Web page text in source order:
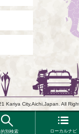
的別検索 ローカルナビ
Kariya City,Aichi,Japan. All